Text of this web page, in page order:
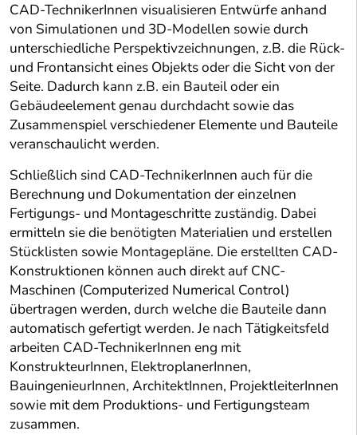
CAD-TechnikerInnen visualisieren Entwürfe anhand
von Simulationen und 3D-Modellen sowie durch
unterschiedliche Perspektivzeichnungen, z.B. die Rück-
und Frontansicht eines Objekts oder die Sicht von der
Seite. Dadurch kann z.B. ein Bauteil oder ein
Gebäudeelement genau durchdacht sowie das
Zusammenspiel verschiedener Elemente und Bauteile
veranschaulicht werden.
Schließlich sind CAD-TechnikerInnen auch für die
Berechnung und Dokumentation der einzelnen
Fertigungs- und Montageschritte zuständig. Dabei
ermitteln sie die benötigten Materialien und erstellen
Stücklisten sowie Montagepläne. Die erstellten CAD-
Konstruktionen können auch direkt auf CNC-
Maschinen (Computerized Numerical Control)
übertragen werden, durch welche die Bauteile dann
automatisch gefertigt werden. Je nach Tätigkeitsfeld
arbeiten CAD-TechnikerInnen eng mit
KonstrukteurInnen, ElektroplanerInnen,
BauingenieurInnen, ArchitektInnen, ProjektleiterInnen
sowie mit dem Produktions- und Fertigungsteam
zusammen.